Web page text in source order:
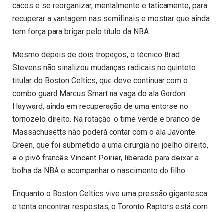
cacos e se reorganizar, mentalmente e taticamente, para
recuperar a vantagem nas semifinais e mostrar que ainda
tem força para brigar pelo título da NBA.
Mesmo depois de dois tropeços, o técnico Brad
Stevens não sinalizou mudanças radicais no quinteto
titular do Boston Celtics, que deve continuar com o
combo guard Marcus Smart na vaga do ala Gordon
Hayward, ainda em recuperação de uma entorse no
tornozelo direito. Na rotação, o time verde e branco de
Massachusetts não poderá contar com o ala Javonte
Green, que foi submetido a uma cirurgia no joelho direito,
e o pivô francês Vincent Poirier, liberado para deixar a
bolha da NBA e acompanhar o nascimento do filho.
Enquanto o Boston Celtics vive uma pressão gigantesca
e tenta encontrar respostas, o Toronto Raptors está com